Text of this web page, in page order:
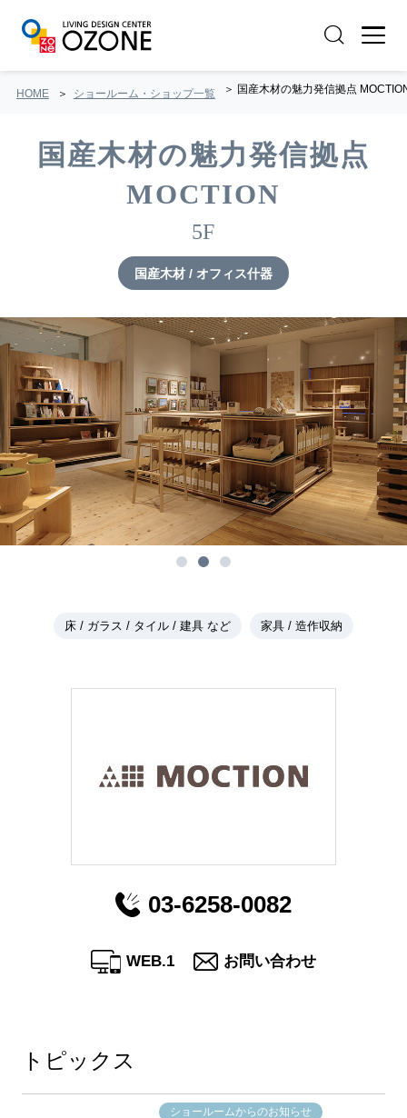
HOME ショールーム・ショップ一覧 国産木材の魅力発信拠点
国産木材の魅力発信拠点
MOCTION
5F
国産木材 / オフィス什器
床 / ガラス / タイル / 建具 など 家具 / 造作収納
03-6258-0082
WEB.1 お問い合わせ
トピックス
ショールームからのお知らせ